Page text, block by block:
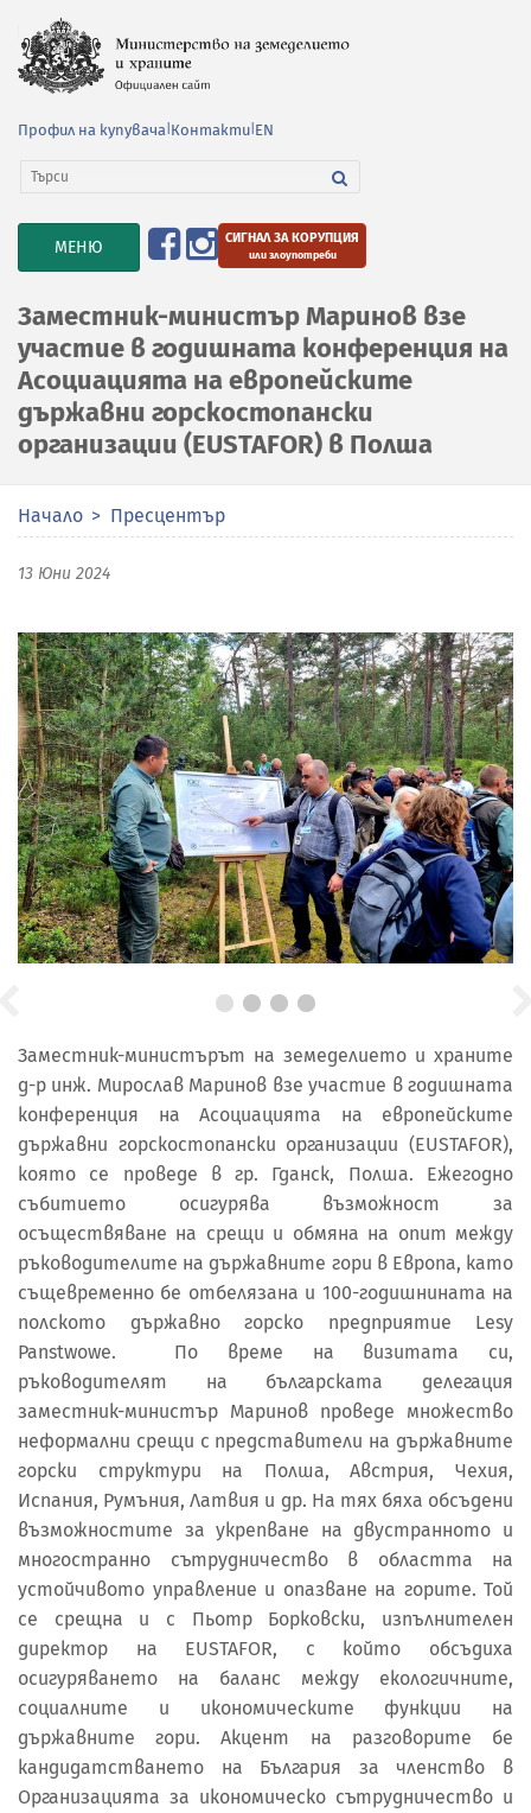
Профил на купувача Контакти EN
TOGGLE
NAVIGATION
МЕНЮ СИГНАЛ ЗА КОРУПЦИЯ
или злоупотреби
Заместник-министър Маринов взе
участие в годишната конференция на
Асоциацията на европейските
държавни горскостопански
организации (EUSTAFOR) в Полша
Начало Пресцентър
13 Юни 2024
Заместник-министърът на земеделието и храните
д-р инж. Мирослав Маринов взе участие в годишната
конференция на Асоциацията на европейските
държавни горскостопански организации (EUSTAFOR),
която се проведе в гр. Гданск, Полша. Ежегодно
събитието осигурява възможност за
осъществяване на срещи и обмяна на опит между
ръководителите на държавните гори в Европа, като
същевременно бе отбелязана и 100-годишнината на
полското държавно горско предприятие Lesy
Panstwowe. По време на визитата си,
ръководителят на българската делегация
заместник-министър Маринов проведе множество
неформални срещи с представители на държавните
горски структури на Полша, Австрия, Чехия,
Испания, Румъния, Латвия и др. На тях бяха обсъдени
възможностите за укрепване на двустранното и
многостранно сътрудничество в областта на
устойчивото управление и опазване на горите. Той
се срещна и с Пьотр Борковски, изпълнителен
директор на EUSTAFOR, с който обсъдиха
осигуряването на баланс между екологичните,
социалните и икономическите функции на
държавните гори. Акцент на разговорите бе
кандидатстването на България за членство в
Организацията за икономическо сътрудничество и